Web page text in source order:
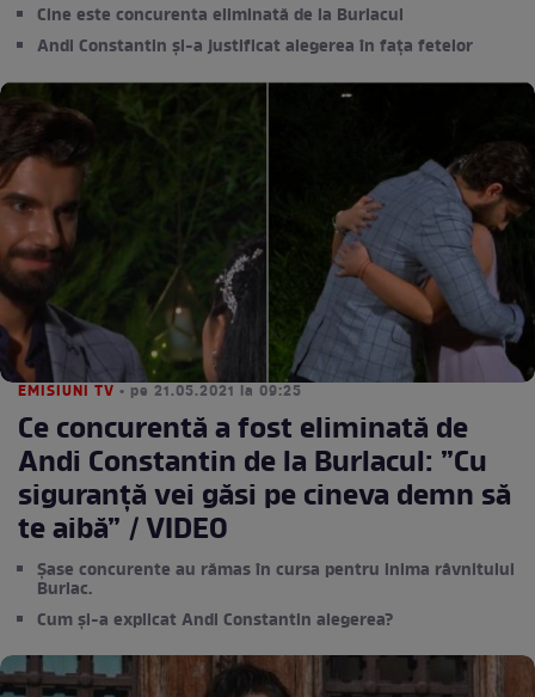
Cine este concurenta eliminată de la Burlacul
Andi Constantin și-a justificat alegerea în fața fetelor
EMISIUNI TV • pe 21.05.2021 la 09:25
Ce concurentă a fost eliminată de
Andi Constantin de la Burlacul: ”Cu
siguranță vei găsi pe cineva demn să
te aibă” / VIDEO
Șase concurente au rămas în cursa pentru inima râvnitului
Burlac.
Cum și-a explicat Andi Constantin alegerea?